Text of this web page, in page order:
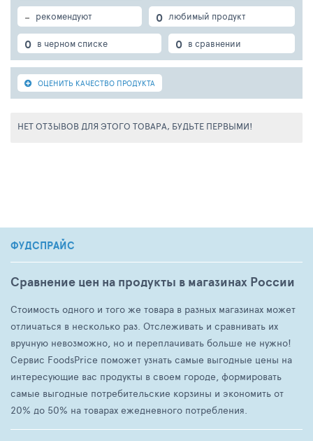
- рекомендуют 0 любимый продукт
0 в черном списке 0 в сравнении
ОЦЕНИТЬ КАЧЕСТВО ПРОДУКТА
НЕТ ОТЗЫВОВ ДЛЯ ЭТОГО ТОВАРА, БУДЬТЕ ПЕРВЫМИ!
ФУДСПРАЙС
Сравнение цен на продукты в магазинах России
Стоимость одного и того же товара в разных магазинах может
отличаться в несколько раз. Отслеживать и сравнивать их
вручную невозможно, но и переплачивать больше не нужно!
Сервис FoodsPrice поможет узнать самые выгодные цены на
интересующие вас продукты в своем городе, формировать
самые выгодные потребительские корзины и экономить от
20% до 50% на товарах ежедневного потребления.